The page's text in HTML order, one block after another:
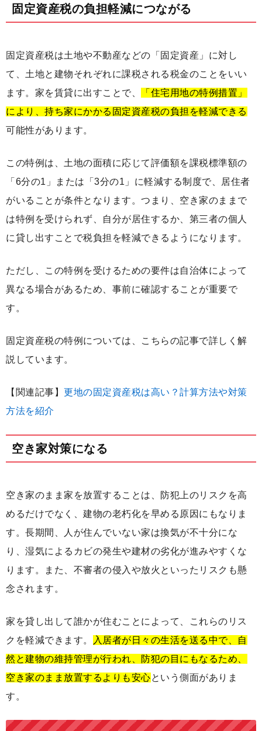
固定資産税の負担軽減につながる
固定資産税は土地や不動産などの「固定資産」に対し
て、土地と建物それぞれに課税される税金のことをいい
ます。家を賃貸に出すことで、
「住宅用地の特例措置」
により、持ち家にかかる固定資産税の負担を軽減できる
可能性があります。
この特例は、土地の面積に応じて評価額を課税標準額の
「6分の1」または「3分の1」に軽減する制度で、居住者
がいることが条件となります。つまり、空き家のままで
は特例を受けられず、自分が居住するか、第三者の個人
に貸し出すことで税負担を軽減できるようになります。
ただし、この特例を受けるための要件は自治体によって
異なる場合があるため、事前に確認することが重要で
す。
固定資産税の特例については、こちらの記事で詳しく解
説しています。
【関連記事】 更地の固定資産税は高い？計算方法や対策
方法を紹介
空き家対策になる
空き家のまま家を放置することは、防犯上のリスクを高
めるだけでなく、建物の老朽化を早める原因にもなりま
す。長期間、人が住んでいない家は換気が不十分にな
り、湿気によるカビの発生や建材の劣化が進みやすくな
ります。また、不審者の侵入や放火といったリスクも懸
念されます。
家を貸し出して誰かが住むことによって、これらのリス
クを軽減できます。
入居者が日々の生活を送る中で、自
然と建物の維持管理が行われ、防犯の目にもなるため、
空き家のまま放置するよりも安心という側面がありま
す。